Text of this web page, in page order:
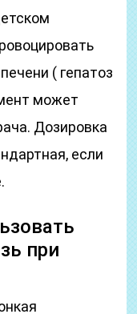
( гепатоз
может
Дозировка
если
при